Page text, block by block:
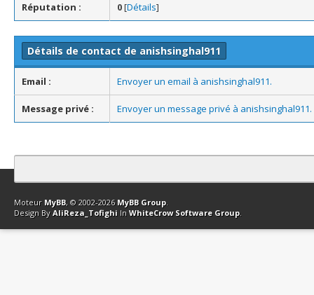
Réputation : 0[Détails]
Détails de contact de anishsinghal911
Email : Envoyer un email à anishsinghal911.
Message privé : Envoyer un message privé à anishsinghal911.
Contact Club Affiliation Retourner en haut Version bas-débit
Moteur MyBB, © 2002-2026 MyBB Group.
Design By AliReza_Tofighi In WhiteCrow Software Group.